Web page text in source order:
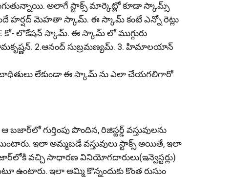
అలాగే స్టాక్స్ మార్కెట్లో కూడా స్కామ్స్
హర్షద్ మెహతా స్కామ్. ఈ స్కామ్ కంటే ఎన్నో రెట్లు
కో- లొకేషన్ స్కామ్. ఈ స్కామ్ లో ముగ్గురు
రామకృష్ణన్. 2.ఆనంద్ సుబ్రమణ్యమ్. 3. హిమాలయాన్
లేకుండా ఈ స్కామ్ ను ఎలా చేయగలిగారో
గుర్తింపు పొందిన‌, రిజిస్ట‌ర్డ్ వ‌స్తువుల‌ను
ఇలా అమ్మ‌బడే వ‌స్తువులు స్టాక్స్ అయితే, ఇలా
వ‌చ్చి సాధార‌ణ వినియోగ‌దారులు(ఇన్వెస్ట‌ర్లు)
ఉంటారు. ఇలా అమ్మి కొన్నందుకు కొంత రుసుం